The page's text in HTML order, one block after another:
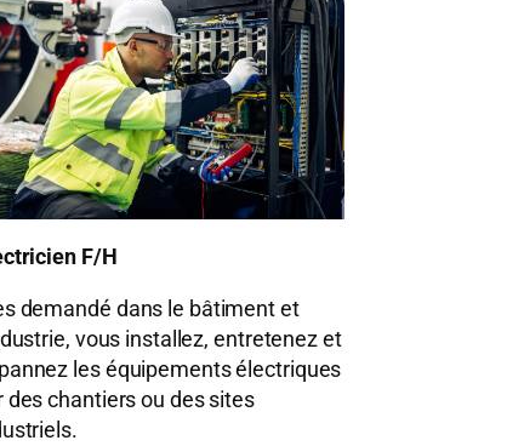
F/H
demandé dans le bâtiment et
vous installez, entretenez et
les équipements électriques
des chantiers ou des sites